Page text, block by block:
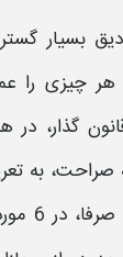
بسیار
چیزی را
گذار،
صراحت، به
ها،